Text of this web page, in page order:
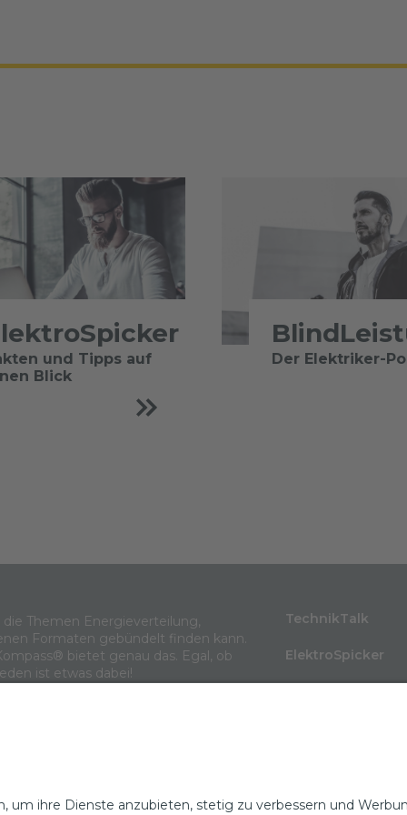
und Tipps auf
Blick
Der Elektriker-
Themen Energieverteilung,
Formaten gebündelt finden kann.
bietet genau das. Egal, ob
ist etwas dabei!
TechnikTalk
ElektroSpicker